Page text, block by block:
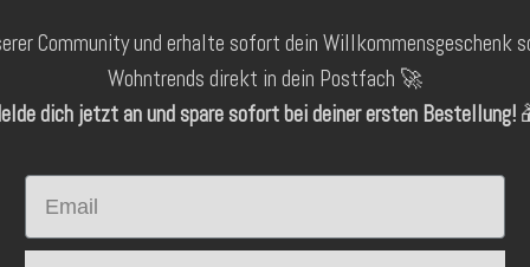
Community und erhalte sofort dein Willkommensgeschenk
Wohntrends direkt in dein Postfach 🚀
dich jetzt an und spare sofort bei deiner ersten Bestellung!
Email